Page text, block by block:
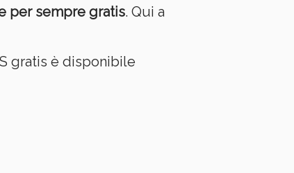
per sempre gratis. Qui a
gratis è disponibile